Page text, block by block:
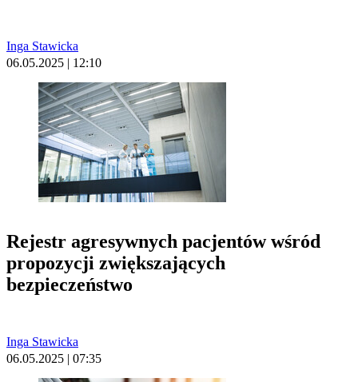
Inga Stawicka
06.05.2025 | 12:10
Rejestr agresywnych pacjentów wśród
propozycji zwiększających
bezpieczeństwo
Inga Stawicka
06.05.2025 | 07:35